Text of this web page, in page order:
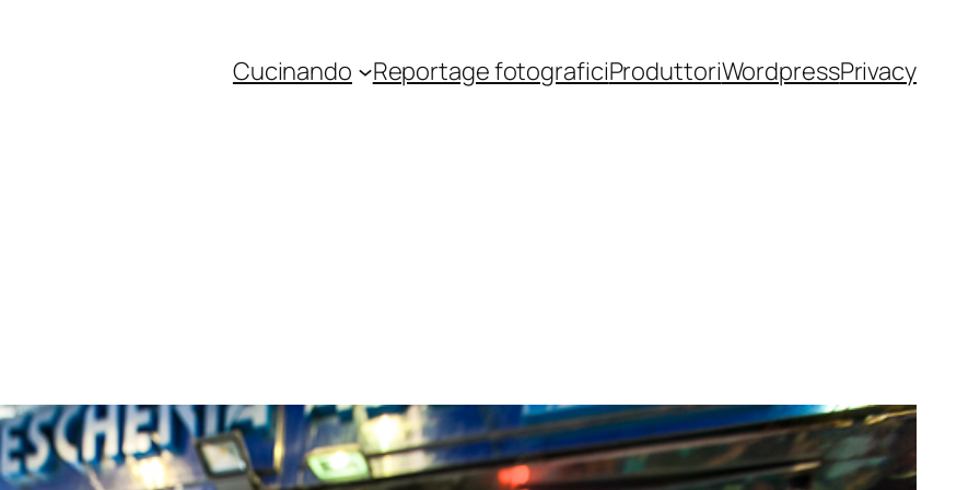
Cucinando Reportage fotograficiProduttoriWordpressPrivacy